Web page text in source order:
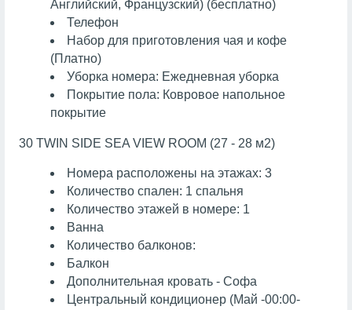
Английский, Французский) (бесплатно)
Телефон
Набор для приготовления чая и кофе
(Платно)
Уборка номера: Ежедневная уборка
Покрытие пола: Ковровое напольное
покрытие
30 TWIN SIDE SEA VIEW ROOM (27 - 28 м2)
Номера расположены на этажах: 3
Количество спален: 1 спальня
Количество этажей в номере: 1
Ванна
Количество балконов:
Балкон
Дополнительная кровать - Софа
Центральный кондиционер (Май -00:00-